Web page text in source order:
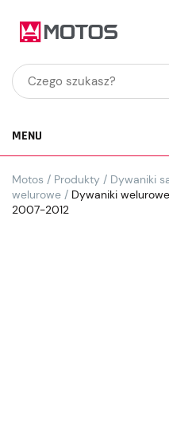
MENU
Motos / Produkty / Dywaniki
welurowe / Dywaniki
2007-2012